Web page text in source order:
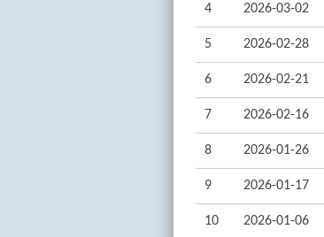
4 2026-03-02
5 2026-02-28
6 2026-02-21
7 2026-02-16
8 2026-01-26
9 2026-01-17
10 2026-01-06